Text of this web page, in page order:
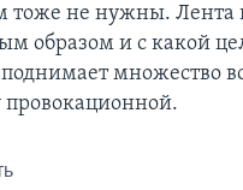
тоже не нужны. Лента
образом и с какой
множество
провокационной.